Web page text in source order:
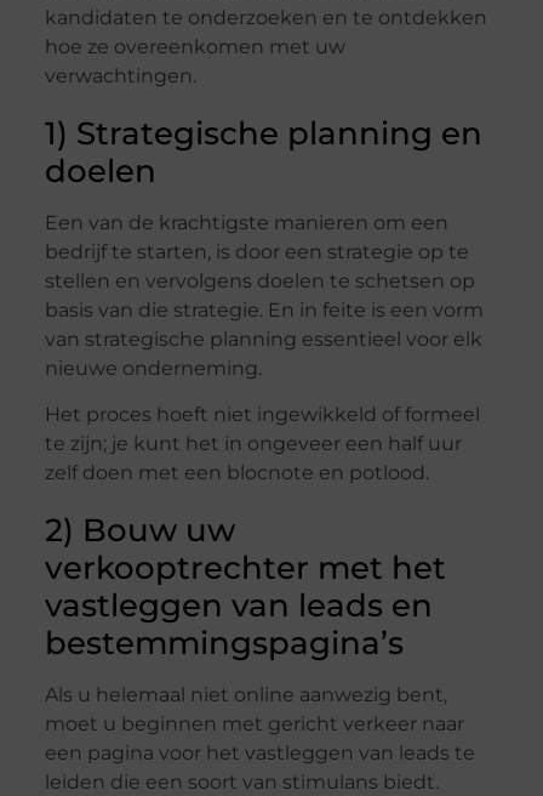
kandidaten te onderzoeken en te ontdekken
hoe ze overeenkomen met uw
verwachtingen.
1) Strategische planning en
doelen
Een van de krachtigste manieren om een ​​
bedrijf te starten, is door een strategie op te
stellen en vervolgens doelen te schetsen op
basis van die strategie. En in feite is een vorm
van strategische planning essentieel voor elk
nieuwe onderneming.
Het proces hoeft niet ingewikkeld of formeel
te zijn; je kunt het in ongeveer een half uur
zelf doen met een blocnote en potlood.
2) Bouw uw
verkooptrechter met het
vastleggen van leads en
bestemmingspagina’s
Als u helemaal niet online aanwezig bent,
moet u beginnen met gericht verkeer naar
een pagina voor het vastleggen van leads te
leiden die een soort van stimulans biedt.